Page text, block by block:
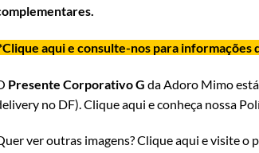
aqui e consulte-nos para
Presente Corporativo G da Adoro Mimo
no DF). Clique aqui e conheça nossa
ver outras imagens?Clique aqui e visite o